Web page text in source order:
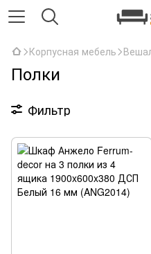
Корпусная мебель
Полки
Фильтр